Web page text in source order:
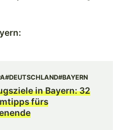
#DEUTSCHLAND#BAYERN
in Bayern: 32
fürs